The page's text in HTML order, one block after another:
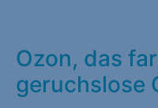
Ozon, das
geruchslose